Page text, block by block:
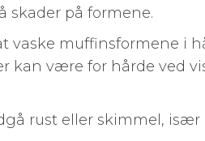
skader på formene.
vaske muffinsformene i
kan være for hårde ved
rust eller skimmel, især